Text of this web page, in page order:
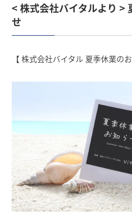
< 株式会社バイタルより >
せ
【 株式会社バイタル 夏季休業のお